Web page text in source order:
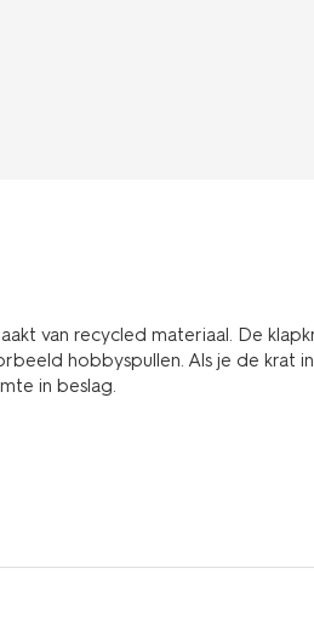
van recycled materiaal. De
hobbyspullen. Als je de krat
in beslag.